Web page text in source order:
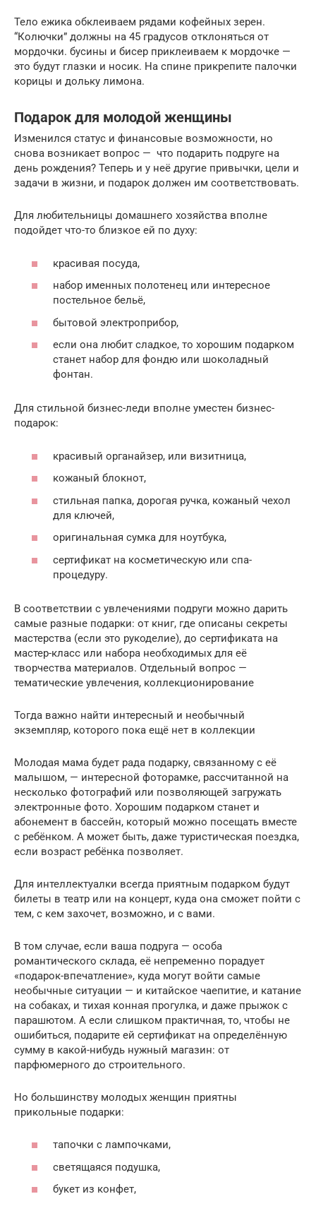
Тело ежика обклеиваем рядами кофейных зерен.
“Колючки” должны на 45 градусов отклоняться от
мордочки. бусины и бисер приклеиваем к мордочке —
это будут глазки и носик. На спине прикрепите палочки
корицы и дольку лимона.
Подарок для молодой женщины
Изменился статус и финансовые возможности, но
снова возникает вопрос — что подарить подруге на
день рождения? Теперь и у неё другие привычки, цели и
задачи в жизни, и подарок должен им соответствовать.
Для любительницы домашнего хозяйства вполне
подойдет что-то близкое ей по духу:
красивая посуда,
набор именных полотенец или интересное
постельное бельё,
бытовой электроприбор,
если она любит сладкое, то хорошим подарком
станет набор для фондю или шоколадный
фонтан.
Для стильной бизнес-леди вполне уместен бизнес-
подарок:
красивый органайзер, или визитница,
кожаный блокнот,
стильная папка, дорогая ручка, кожаный чехол
для ключей,
оригинальная сумка для ноутбука,
сертификат на косметическую или спа-
процедуру.
В соответствии с увлечениями подруги можно дарить
самые разные подарки: от книг, где описаны секреты
мастерства (если это рукоделие), до сертификата на
мастер-класс или набора необходимых для её
творчества материалов. Отдельный вопрос —
тематические увлечения, коллекционирование
Тогда важно найти интересный и необычный
экземпляр, которого пока ещё нет в коллекции
Молодая мама будет рада подарку, связанному с её
малышом, — интересной фоторамке, рассчитанной на
несколько фотографий или позволяющей загружать
электронные фото. Хорошим подарком станет и
абонемент в бассейн, который можно посещать вместе
с ребёнком. А может быть, даже туристическая поездка,
если возраст ребёнка позволяет.
Для интеллектуалки всегда приятным подарком будут
билеты в театр или на концерт, куда она сможет пойти с
тем, с кем захочет, возможно, и с вами.
В том случае, если ваша подруга — особа
романтического склада, её непременно порадует
«подарок-впечатление», куда могут войти самые
необычные ситуации — и китайское чаепитие, и катание
на собаках, и тихая конная прогулка, и даже прыжок с
парашютом. А если слишком практичная, то, чтобы не
ошибиться, подарите ей сертификат на определённую
сумму в какой-нибудь нужный магазин: от
парфюмерного до строительного.
Но большинству молодых женщин приятны
прикольные подарки:
тапочки с лампочками,
светящаяся подушка,
букет из конфет,